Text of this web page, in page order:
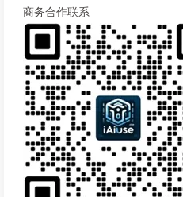
商务合作联系